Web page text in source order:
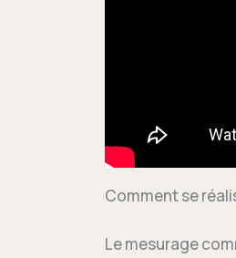
Comment se
Le mesurage